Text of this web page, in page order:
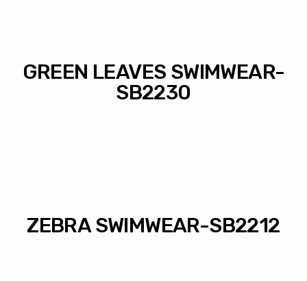
GREEN LEAVES SWIMWEAR-
SB2230
ZEBRA SWIMWEAR-SB2212